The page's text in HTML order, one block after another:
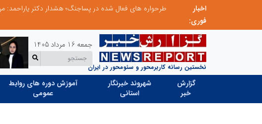
اخبار
فوری:
نخستین رسانه کاربرمحور و سئومحور در ایران
جمعه 16 مرداد 1405
گزارش
خبر
شهروند خبرنگار
استانی
آموزش دوره های روابط
عمومی